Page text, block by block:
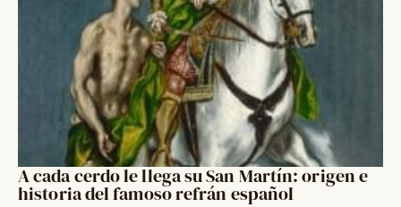
A cada cerdo le llega su San Martín: origen e
historia del famoso refrán español